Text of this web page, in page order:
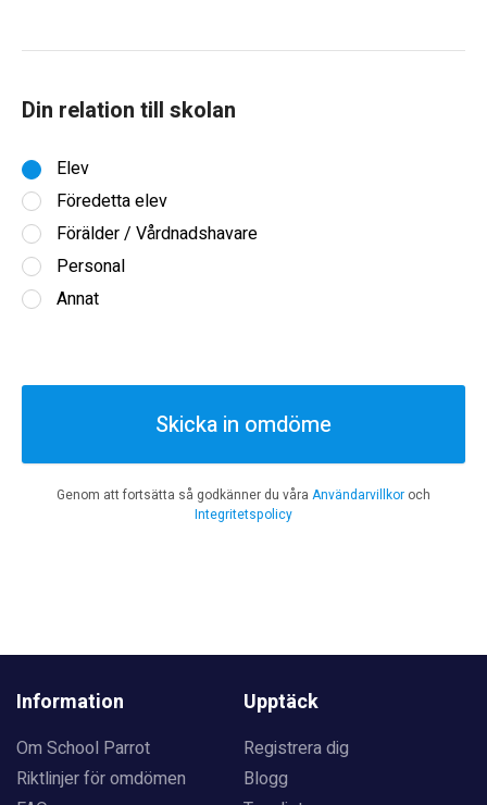
Din relation till skolan
Elev
Föredetta elev
Förälder / Vårdnadshavare
Personal
Annat
Skicka in omdöme
Genom att fortsätta så godkänner du våra Användarvillkor och
Integritetspolicy
Information
Om School Parrot
Riktlinjer för omdömen
Upptäck
Registrera dig
Blogg